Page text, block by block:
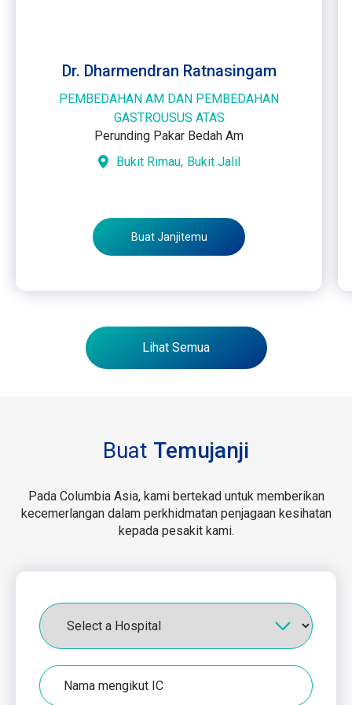
Dr. Dharmendran Ratnasingam
PEMBEDAHAN AM DAN PEMBEDAHAN
GASTROUSUS ATAS
Perunding Pakar Bedah Am
Bukit Rimau, Bukit Jalil
Buat Janjitemu
Lihat Semua
Buat Temujanji
Pada Columbia Asia, kami bertekad untuk memberikan
kecemerlangan dalam perkhidmatan penjagaan kesihatan
kepada pesakit kami.
Hospital
Nama
seperti